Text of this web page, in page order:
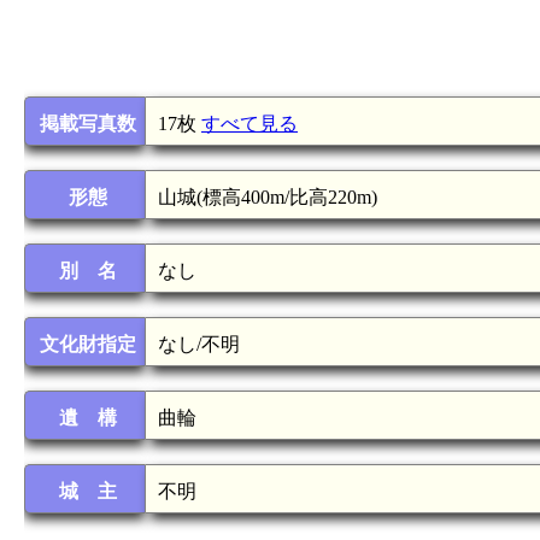
掲載写真数 17枚 すべて見る
形態 山城(標高400m/比高220m)
別 名 なし
文化財指定 なし/不明
遺 構 曲輪
城 主 不明